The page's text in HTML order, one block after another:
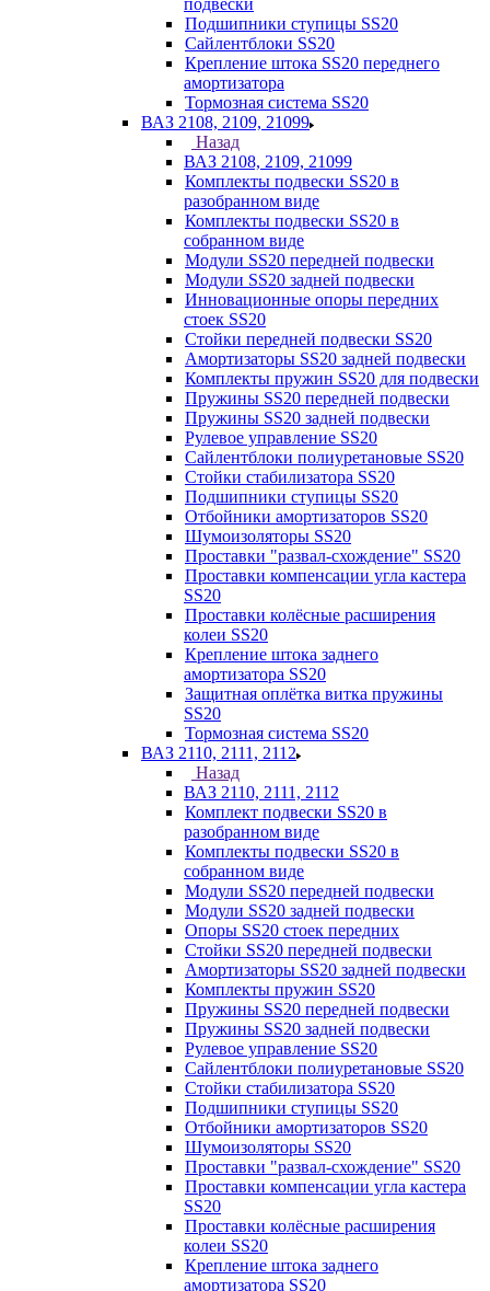
подвески
Подшипники ступицы SS20
Сайлентблоки SS20
Крепление штока SS20 переднего
амортизатора
Тормозная система SS20
ВАЗ 2108, 2109, 21099
Назад
ВАЗ 2108, 2109, 21099
Комплекты подвески SS20 в
разобранном виде
Комплекты подвески SS20 в
собранном виде
Модули SS20 передней подвески
Модули SS20 задней подвески
Инновационные опоры передних
стоек SS20
Стойки передней подвески SS20
Амортизаторы SS20 задней подвески
Комплекты пружин SS20 для подвески
Пружины SS20 передней подвески
Пружины SS20 задней подвески
Рулевое управление SS20
Сайлентблоки полиуретановые SS20
Стойки стабилизатора SS20
Подшипники ступицы SS20
Отбойники амортизаторов SS20
Шумоизоляторы SS20
Проставки "развал-схождение" SS20
Проставки компенсации угла кастера
SS20
Проставки колёсные расширения
колеи SS20
Крепление штока заднего
амортизатора SS20
Защитная оплётка витка пружины
SS20
Тормозная система SS20
ВАЗ 2110, 2111, 2112
Назад
ВАЗ 2110, 2111, 2112
Комплект подвески SS20 в
разобранном виде
Комплекты подвески SS20 в
собранном виде
Модули SS20 передней подвески
Модули SS20 задней подвески
Опоры SS20 стоек передних
Стойки SS20 передней подвески
Амортизаторы SS20 задней подвески
Комплекты пружин SS20
Пружины SS20 передней подвески
Пружины SS20 задней подвески
Рулевое управление SS20
Сайлентблоки полиуретановые SS20
Стойки стабилизатора SS20
Подшипники ступицы SS20
Отбойники амортизаторов SS20
Шумоизоляторы SS20
Проставки "развал-схождение" SS20
Проставки компенсации угла кастера
SS20
Проставки колёсные расширения
колеи SS20
Крепление штока заднего
амортизатора SS20